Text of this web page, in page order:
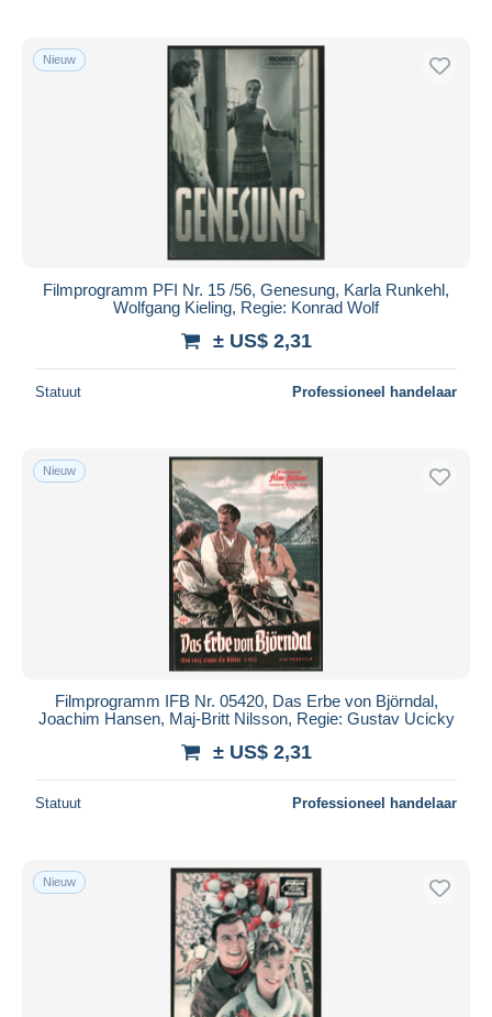
Toepassen
Nieuw
Filmprogramm PFI Nr. 15 /56, Genesung, Karla Runkehl,
Wolfgang Kieling, Regie: Konrad Wolf
± US$ 2,31
Statuut Professioneel handelaar
Nieuw
Filmprogramm IFB Nr. 05420, Das Erbe von Björndal,
Joachim Hansen, Maj-Britt Nilsson, Regie: Gustav Ucicky
± US$ 2,31
Statuut Professioneel handelaar
Nieuw